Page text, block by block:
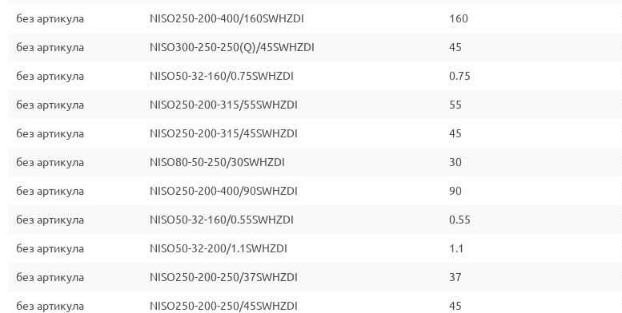
без артикула NISO250-200-400/160SWHZDI 160
без артикула NISO300-250-250(Q)/45SWHZDI 45
без артикула NISO50-32-160/0.75SWHZDI 0.75
без артикула NISO250-200-315/55SWHZDI 55
без артикула NISO250-200-315/45SWHZDI 45
без артикула NISO80-50-250/30SWHZDI 30
без артикула NISO250-200-400/90SWHZDI 90
без артикула NISO50-32-160/0.55SWHZDI 0.55
без артикула NISO50-32-200/1.1SWHZDI 1.1
без артикула NISO250-200-250/37SWHZDI 37
без артикула NISO250-200-250/45SWHZDI 45